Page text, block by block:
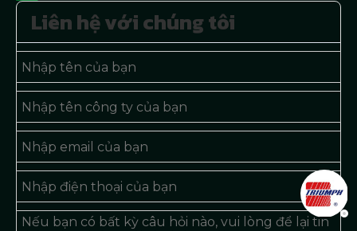
Liên hệ với chúng tôi